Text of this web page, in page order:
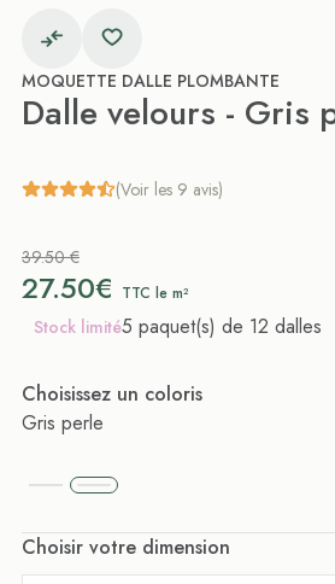
MOQUETTE DALLE PLOMBANTE
Dalle velours - Gris
(Voir les 9 avis)
39.50 €
27.50€ TTC le m²
Stock limité5 paquet(s) de 12 dalles
Choisissez un coloris
Gris perle
Choisir votre dimension